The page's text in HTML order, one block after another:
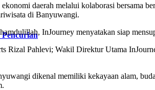
daerah melalui kolaborasi bersama
di Banyuwangi.
InJourney menyatakan siap
Pahlevi; Wakil Direktur Utama
dikenal memiliki kekayaan alam,